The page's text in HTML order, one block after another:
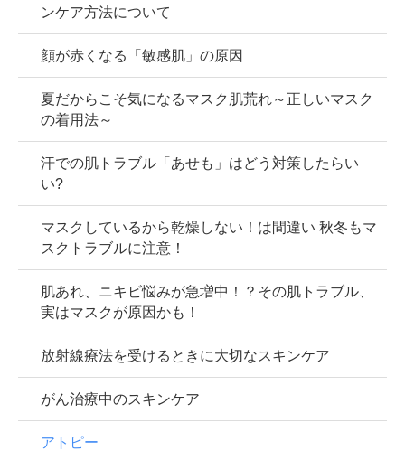
ンケア方法について
顔が赤くなる「敏感肌」の原因
夏だからこそ気になるマスク肌荒れ～正しいマスク
の着用法～
汗での肌トラブル「あせも」はどう対策したらい
い?
マスクしているから乾燥しない！は間違い 秋冬もマ
スクトラブルに注意！
肌あれ、ニキビ悩みが急増中！？その肌トラブル、
実はマスクが原因かも！
放射線療法を受けるときに大切なスキンケア
がん治療中のスキンケア
アトピー